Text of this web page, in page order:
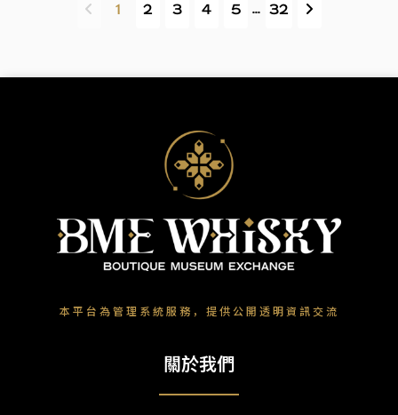
1 2 3 4 5 ... 32
本平台為管理系統服務，提供公開透明資訊交流
關於我們